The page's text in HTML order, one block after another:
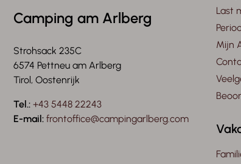
Camping am Arlberg
Strohsack 235C
6574 Pettneu am Arlberg
Tirol, Oostenrijk
Tel.: +43 5448 22243
E-mail: frontoffice@campingarlberg.com
Last
Mijn